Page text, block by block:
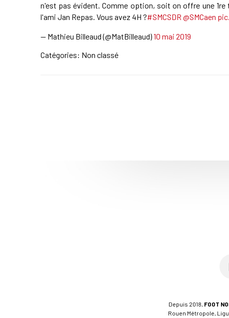
n'est pas évident. Comme option, soit on offre une
l'ami Jan Repas. Vous avez 4H ?#SMCSDR @SMCaen
— Mathieu Billeaud (@MatBilleaud)10 mai 2019
Catégories: Non classé
Depuis 2018, FOOT
Rouen Métropole,